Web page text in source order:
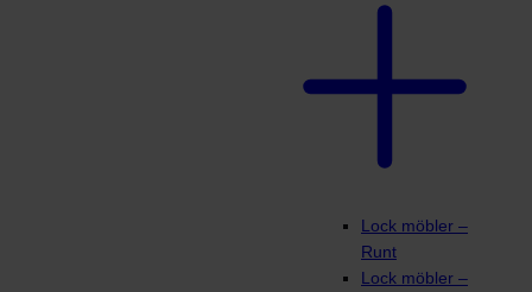
Lock möbler –
Runt
Lock möbler –